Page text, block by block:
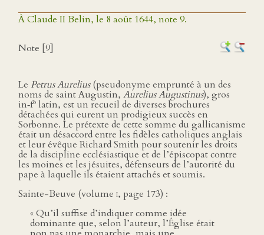
À Claude II Belin, le 8 août 1644, note 9.
Note [9]
Le Petrus Aurelius(pseudonyme emprunté à un des
noms de saint Augustin, Aurelius Augustinus), gros
in‑fo latin, est un recueil de diverses brochures
détachées qui eurent un prodigieux succès en
Sorbonne. Le prétexte de cette somme du gallicanisme
était un désaccord entre les fidèles catholiques anglais
et leur évêque Richard Smith pour soutenir les droits
de la discipline ecclésiastique et de l’épiscopat contre
les moines et les jésuites, défenseurs de l’autorité du
pape à laquelle ils étaient attachés et soumis.
Sainte-Beuve (volume i, page 173) :
« Qu’il suffise d’indiquer comme idée
dominante que, selon l’auteur, l’Église était